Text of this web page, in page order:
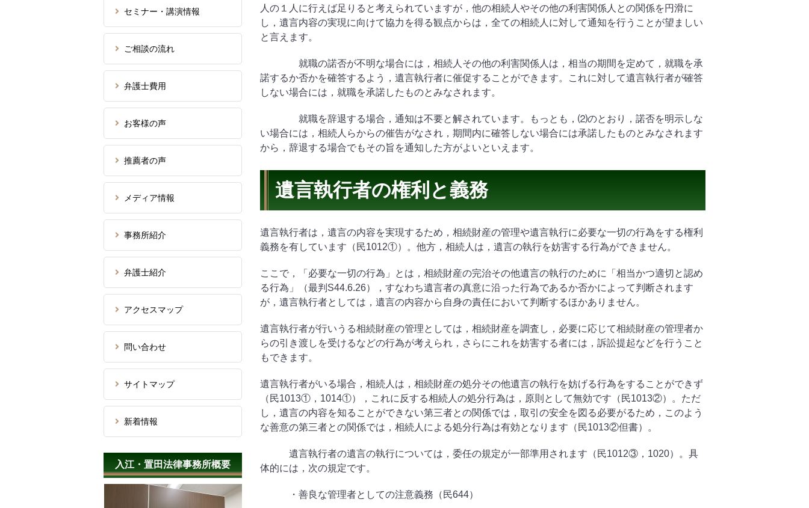
人の１人に行えば足りると考えられていますが，他の相続人やその他の利害関係人との関係を円滑に
し，遺言内容の実現に向けて協力を得る観点からは，全ての相続人に対して通知を行うことが望ましい
と言えます。
就職の諾否が不明な場合には，相続人その他の利害関係人は，相当の期間を定めて，就職を承
諾するか否かを確答するよう，遺言執行者に催促することができます。これに対して遺言執行者が確答
しない場合には，就職を承諾したものとみなされます。
就職を辞退する場合，通知は不要と解されています。もっとも，⑵のとおり，諾否を明示しな
い場合には，相続人らからの催告がなされ，期間内に確答しない場合には承諾したものとみなされます
から，辞退する場合でもその旨を通知した方がよいといえます。
遺言執行者の権利と義務
遺言執行者は，遺言の内容を実現するため，相続財産の管理や遺言執行に必要な一切の行為をする権利
義務を有しています（民1012①）。他方，相続人は，遺言の執行を妨害する行為ができません。
ここで，「必要な一切の行為」とは，相続財産の完治その他遺言の執行のために「相当かつ適切と認め
る行為」（最判 S44.6.26），すなわち遺言者の真意に沿った行為であるか否かによって判断されます
が，遺言執行者としては，遺言の内容から自身の責任において判断するほかありません。
遺言執行者が行いうる相続財産の管理としては，相続財産を調査し，必要に応じて相続財産の管理者か
らの引き渡しを受けるなどの行為が考えられ，さらにこれを妨害する者には，訴訟提起などを行うこと
もできます。
遺言執行者がいる場合，相続人は，相続財産の処分その他遺言の執行を妨げる行為をすることができず
（民1013① ， 1014①），これに反する相続人の処分行為は，原則として無効です（民1013②）。ただ
し，遺言の内容を知ることができない第三者との関係では，取引の安全を図る必要がるため，このよう
な善意の第三者との関係では，相続人による処分行為は有効となります（民1013②但書）。
遺言執行者の遺言の執行については，委任の規定が一部準用されます（民1012③ ， 1020）。具
体的には，次の規定です。
・善良な管理者としての注意義務（民644）
セミナー・講演情報
ご相談の流れ
弁護士費用
お客様の声
推薦者の声
メディア情報
事務所紹介
弁護士紹介
アクセスマップ
問い合わせ
サイトマップ
新着情報
入江・置田法律事務所概要